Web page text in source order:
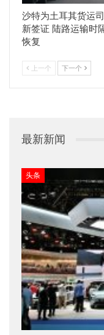
沙特为土耳其货运
新签证 陆路运输时
恢复
上一个 下一个
最新新闻
头条